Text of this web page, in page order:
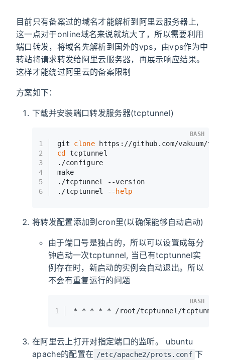
目前只有备案过的域名才能解析到阿里云服务器上,
这一点对于online域名来说就坑大了，所以需要利用
端口转发，将域名先解析到国外的vps，由vps作为中
转站将请求转发给阿里云服务器，再展示响应结果。
这样才能绕过阿里云的备案限制
方案如下：
下载并安装端口转发服务器(tcptunnel)
1
2
3
4
5
6
git clone https://github.com/vakuum/
cd
tcptunnel
./configure
make
./tcptunnel --version
./tcptunnel -- help
BASH
将转发配置添加到cron里(以确保能够自动启动)
由于端口号是独占的，所以可以设置成每分
钟启动一次tcptunnel, 当已有tcptunnel实
例存在时，新启动的实例会自动退出。所以
不会有重复运行的问题
1 * * * * * /root/tcptunnel/tcptunnel --
BASH
在阿里云上打开对指定端口的监听。 ubuntu
apache的配置在 /etc/apache2/prots.conf 下